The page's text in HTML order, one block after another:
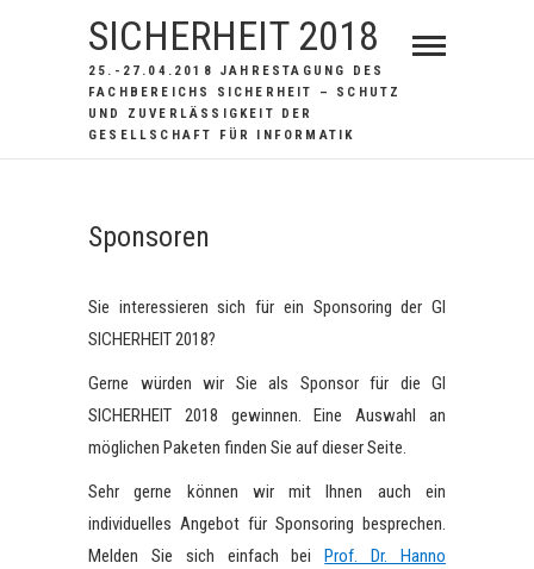
SICHERHEIT 2018
25.-27.04.2018 JAHRESTAGUNG DES
FACHBEREICHS SICHERHEIT – SCHUTZ
UND ZUVERLÄSSIGKEIT DER
GESELLSCHAFT FÜR INFORMATIK
Sponsoren
Sie interessieren sich für ein Sponsoring der GI
SICHERHEIT 2018?
Gerne würden wir Sie als Sponsor für die GI
SICHERHEIT 2018 gewinnen. Eine Auswahl an
möglichen Paketen finden Sie auf dieser Seite.
Sehr gerne können wir mit Ihnen auch ein
individuelles Angebot für Sponsoring besprechen.
Melden Sie sich einfach beiProf. Dr. Hanno